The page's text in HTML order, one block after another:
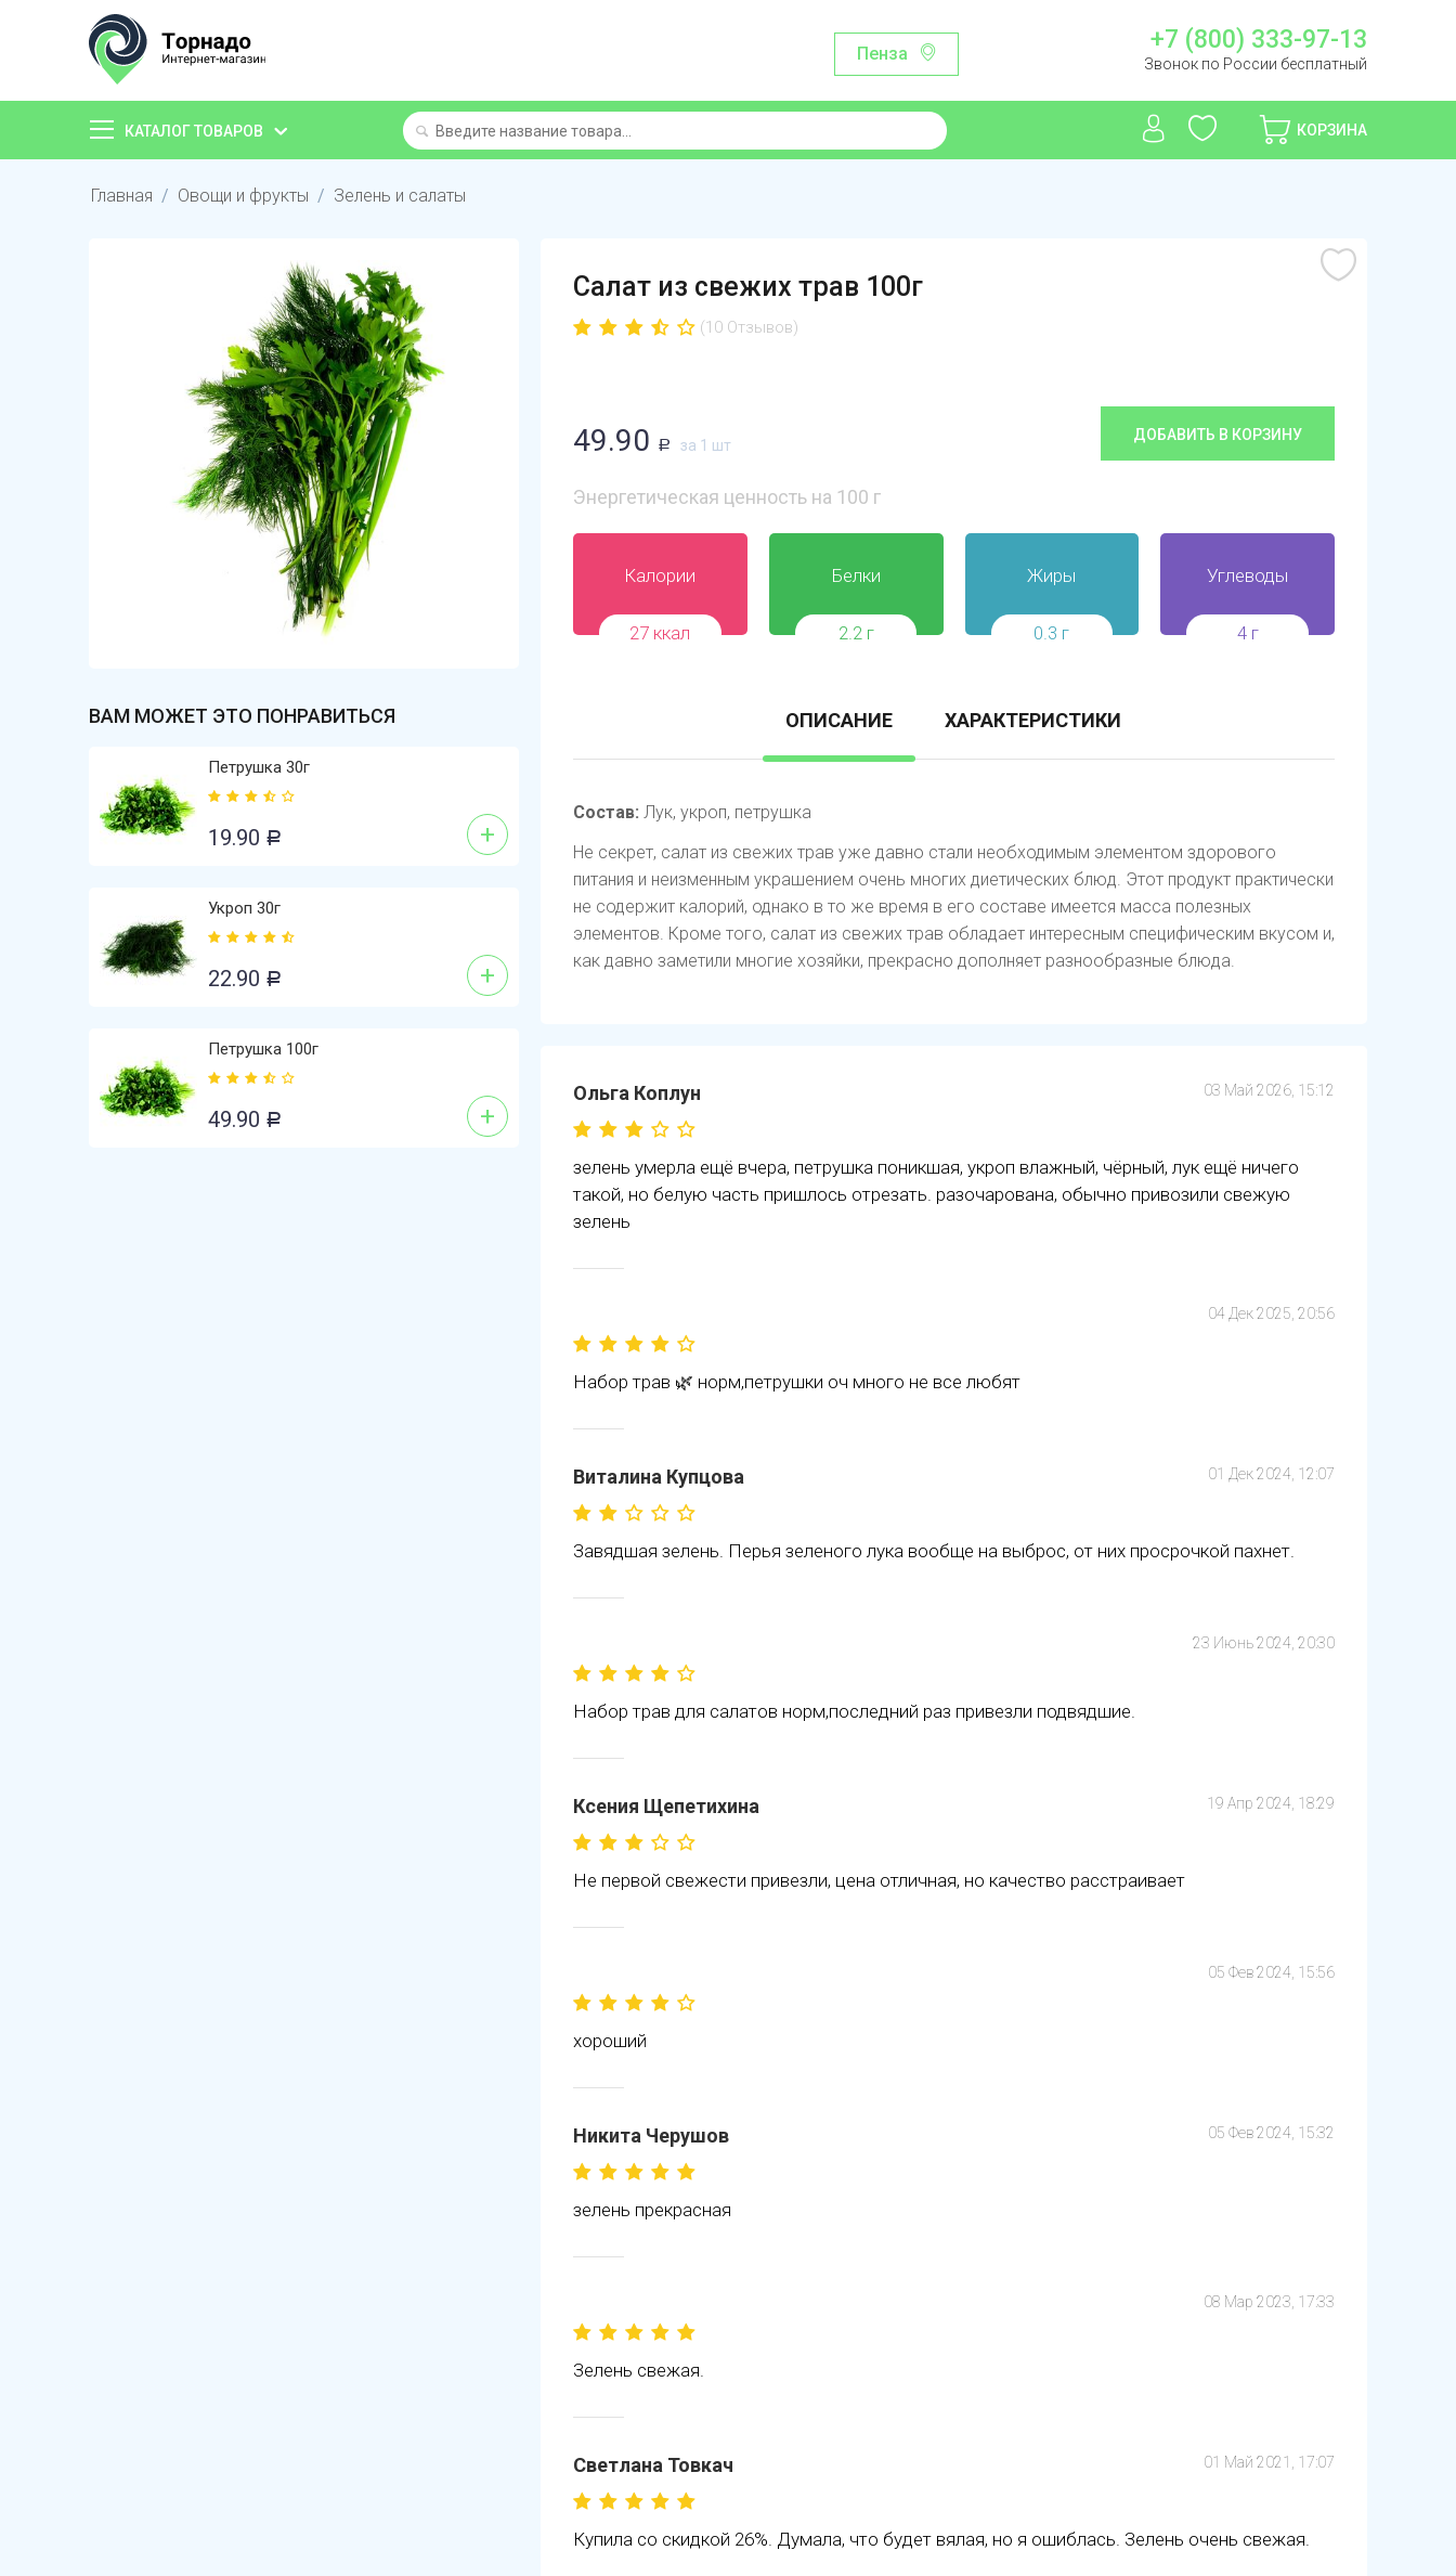
Пенза +7 (800) 333-97-13
Звонок по России бесплатный
КАТАЛОГ ТОВАРОВ КОРЗИНА
Главная / Овощи и фрукты / Зелень и салаты
ВАМ МОЖЕТ ЭТО ПОНРАВИТЬСЯ
Петрушка 30г
19.90 Р +
Укроп 30г
22.90 Р +
Петрушка 100г
49.90 Р +
Салат из свежих трав 100г
(10 Отзывов)
49.90 Р за 1 шт
ДОБАВИТЬ В КОРЗИНУ
Энергетическая ценность на 100 г
Калории
27 ккал
Белки
2.2 г
Жиры
0.3 г
Углеводы
4 г
ОПИСАНИЕ ХАРАКТЕРИСТИКИ
Состав: Лук, укроп, петрушка
Не секрет, салат из свежих трав уже давно стали необходимым элементом здорового
питания и неизменным украшением очень многих диетических блюд. Этот продукт практически
не содержит калорий, однако в то же время в его составе имеется масса полезных
элементов. Кроме того, салат из свежих трав обладает интересным специфическим вкусом и,
как давно заметили многие хозяйки, прекрасно дополняет разнообразные блюда.
Ольга Коплун 03 Май 2026, 15:12
зелень умерла ещё вчера, петрушка поникшая, укроп влажный, чёрный, лук ещё ничего
такой, но белую часть пришлось отрезать. разочарована, обычно привозили свежую
зелень
04 Дек 2025, 20:56
Набор трав 🌿 норм,петрушки оч много не все любят
Виталина Купцова 01 Дек 2024, 12:07
Завядшая зелень. Перья зеленого лука вообще на выброс, от них просрочкой пахнет.
23 Июнь 2024, 20:30
Набор трав для салатов норм,последний раз привезли подвядшие.
Ксения Щепетихина 19 Апр 2024, 18:29
Не первой свежести привезли, цена отличная, но качество расстраивает
05 Фев 2024, 15:56
хороший
Никита Черушов 05 Фев 2024, 15:32
зелень прекрасная
08 Мар 2023, 17:33
Зелень свежая.
Светлана Товкач 01 Май 2021, 17:07
Купила со скидкой 26%. Думала, что будет вялая, но я ошиблась. Зелень очень свежая.